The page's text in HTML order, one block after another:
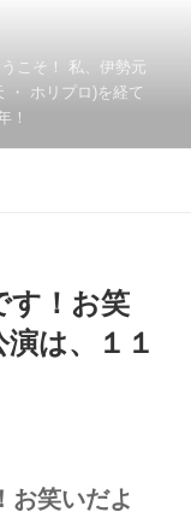
こそ！ 私、伊勢元
・ ホリプロ)を経て
！
す！お笑
は、１１
お笑いだよ